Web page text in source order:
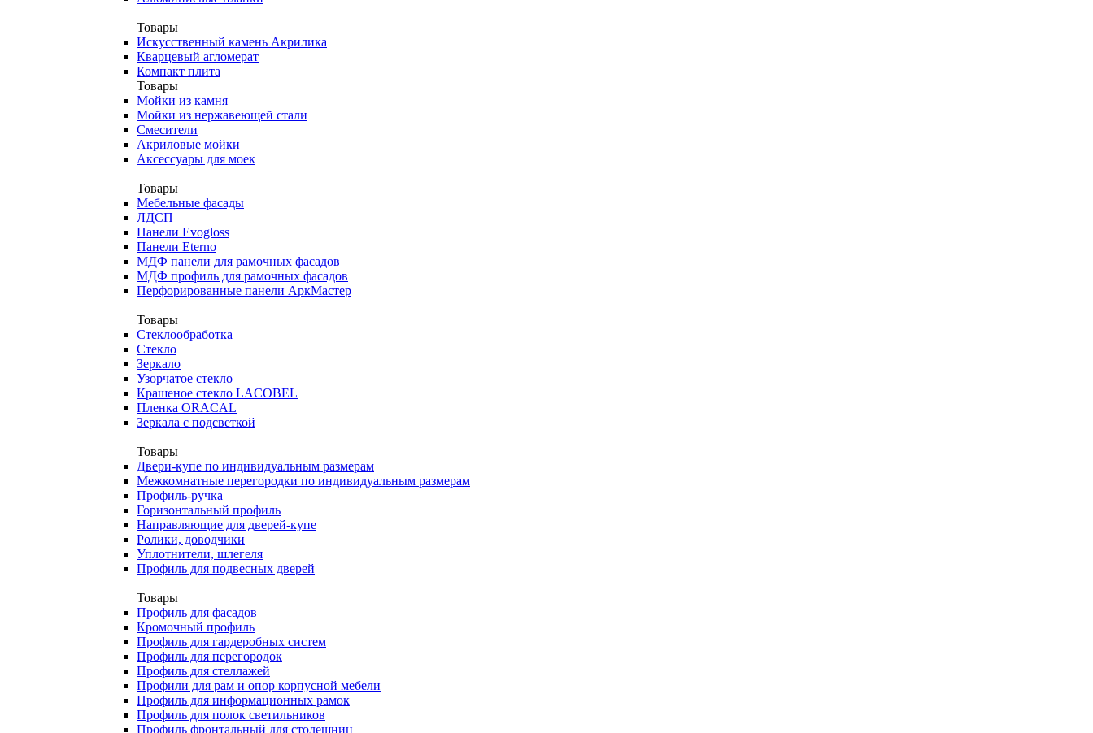
Товары
Искусственный камень Акрилика
Кварцевый агломерат
Компакт плита
Товары
Мойки из камня
Мойки из нержавеющей стали
Смесители
Акриловые мойки
Аксессуары для моек
Товары
Мебельные фасады
ЛДСП
Панели Evogloss
Панели Eterno
МДФ панели для рамочных фасадов
МДФ профиль для рамочных фасадов
Перфорированные панели АркМастер
Товары
Стеклообработка
Стекло
Зеркало
Узорчатое стекло
Крашеное стекло LACOBEL
Пленка ORACAL
Зеркала с подсветкой
Товары
Двери-купе по индивидуальным размерам
Межкомнатные перегородки по индивидуальным размерам
Профиль-ручка
Горизонтальный профиль
Направляющие для дверей-купе
Ролики, доводчики
Уплотнители, шлегеля
Профиль для подвесных дверей
Товары
Профиль для фасадов
Кромочный профиль
Профиль для гардеробных систем
Профиль для перегородок
Профиль для стеллажей
Профили для рам и опор корпусной мебели
Профиль для информационных рамок
Профиль для полок светильников
Профиль фронтальный для столешниц